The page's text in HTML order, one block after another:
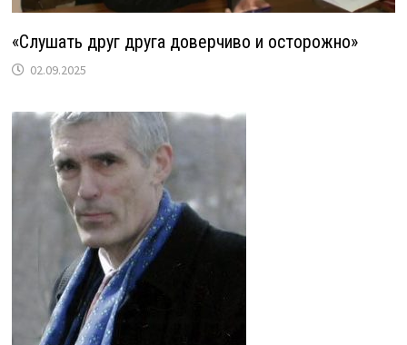
«Слушать друг друга доверчиво и осторожно»
02.09.2025